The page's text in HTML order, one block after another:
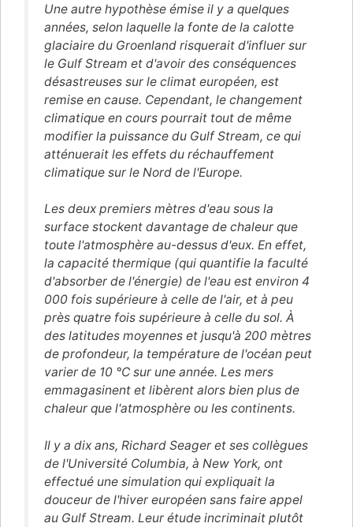
Une autre hypothèse émise il y a quelques
années, selon laquelle la fonte de la calotte
glaciaire du Groenland risquerait d'influer sur
le Gulf Stream et d'avoir des conséquences
désastreuses sur le climat européen, est
remise en cause. Cependant, le changement
climatique en cours pourrait tout de même
modifier la puissance du Gulf Stream, ce qui
atténuerait les effets du réchauffement
climatique sur le Nord de l'Europe.
Les deux premiers mètres d'eau sous la
surface stockent davantage de chaleur que
toute l'atmosphère au-dessus d'eux. En effet,
la capacité thermique (qui quantifie la faculté
d'absorber de l'énergie) de l'eau est environ 4
000 fois supérieure à celle de l'air, et à peu
près quatre fois supérieure à celle du sol. À
des latitudes moyennes et jusqu'à 200 mètres
de profondeur, la température de l'océan peut
varier de 10 °C sur une année. Les mers
emmagasinent et libèrent alors bien plus de
chaleur que l'atmosphère ou les continents.
Il y a dix ans, Richard Seager et ses collègues
de l'Université Columbia, à New York, ont
effectué une simulation qui expliquait la
douceur de l'hiver européen sans faire appel
au Gulf Stream. Leur étude incriminait plutôt